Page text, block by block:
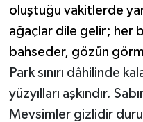
oluştuğu vakitlerde
ağaçlar dile gelir; her
bahseder, gözün
Park sınırı dâhilinde
yüzyılları aşkındır.
Mevsimler gizlidir